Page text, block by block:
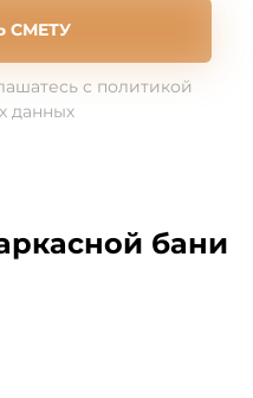
СМЕТУ
с политикой
данных
бани